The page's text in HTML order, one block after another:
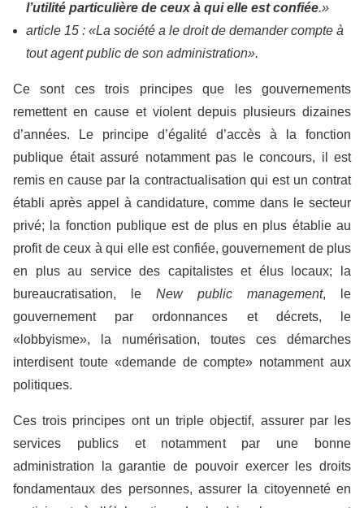
l’utilité particulière de ceux à qui elle est confiée.»
article 15 : «La société a le droit de demander compte à
tout agent public de son administration».
Ce sont ces trois principes que les gouvernements
remettent en cause et violent depuis plusieurs dizaines
d’années. Le principe d’égalité d’accès à la fonction
publique était assuré notamment pas le concours, il est
remis en cause par la contractualisation qui est un contrat
établi après appel à candidature, comme dans le secteur
privé; la fonction publique est de plus en plus établie au
profit de ceux à qui elle est confiée, gouvernement de plus
en plus au service des capitalistes et élus locaux; la
bureaucratisation, le New public management, le
gouvernement par ordonnances et décrets, le
«lobbyisme», la numérisation, toutes ces démarches
interdisent toute «demande de compte» notamment aux
politiques.
Ces trois principes ont un triple objectif, assurer par les
services publics et notamment par une bonne
administration la garantie de pouvoir exercer les droits
fondamentaux des personnes, assurer la citoyenneté en